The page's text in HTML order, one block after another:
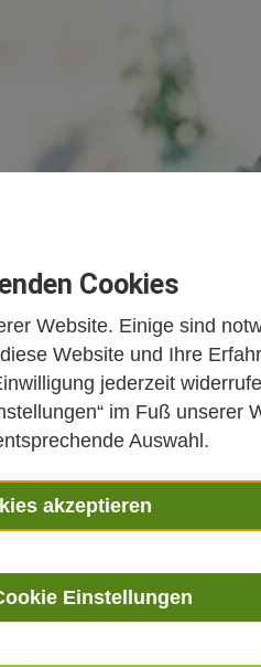
Cookies
Website. Einige sind
Website und Ihre
jederzeit
im Fuß unserer
Auswahl.
akzeptieren
Einstellungen
bei